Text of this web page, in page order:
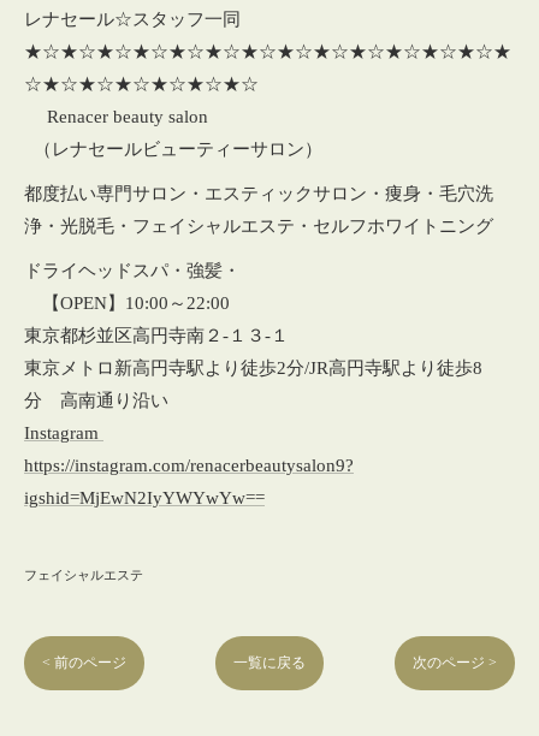
レナセール☆スタッフ一同
★☆★☆★☆★☆★☆★☆★☆★☆★☆★☆★☆★☆★☆★
☆★☆★☆★☆★☆★☆★☆
Renacer beauty salon
（レナセールビューティーサロン）
都度払い専門サロン・エスティックサロン・痩身・毛穴洗
浄・光脱毛・フェイシャルエステ・セルフホワイトニング
ドライヘッドスパ・強髪・
【OPEN】10:00～22:00
東京都杉並区高円寺南２‐１３‐１
東京メトロ新高円寺駅より徒歩2分/JR高円寺駅より徒歩8
分 高南通り沿い
Instagram
https://instagram.com/renacerbeautysalon9?
igshid=MjEwN2IyYWYwYw==
フェイシャルエステ
< 前のページ 一覧に戻る 次のページ >